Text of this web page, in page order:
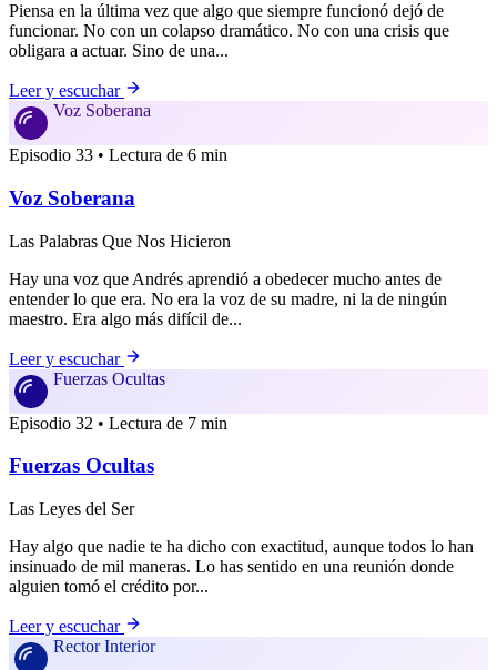
Piensa en la última vez que algo que siempre funcionó dejó de
funcionar. No con un colapso dramático. No con una crisis que
obligara a actuar. Sino de una...
Leer y escuchar
Voz Soberana
Episodio 33 • Lectura de 6 min
Voz Soberana
Las Palabras Que Nos Hicieron
Hay una voz que Andrés aprendió a obedecer mucho antes de
entender lo que era. No era la voz de su madre, ni la de ningún
maestro. Era algo más difícil de...
Leer y escuchar
Fuerzas Ocultas
Episodio 32 • Lectura de 7 min
Fuerzas Ocultas
Las Leyes del Ser
Hay algo que nadie te ha dicho con exactitud, aunque todos lo han
insinuado de mil maneras. Lo has sentido en una reunión donde
alguien tomó el crédito por...
Leer y escuchar
Rector Interior